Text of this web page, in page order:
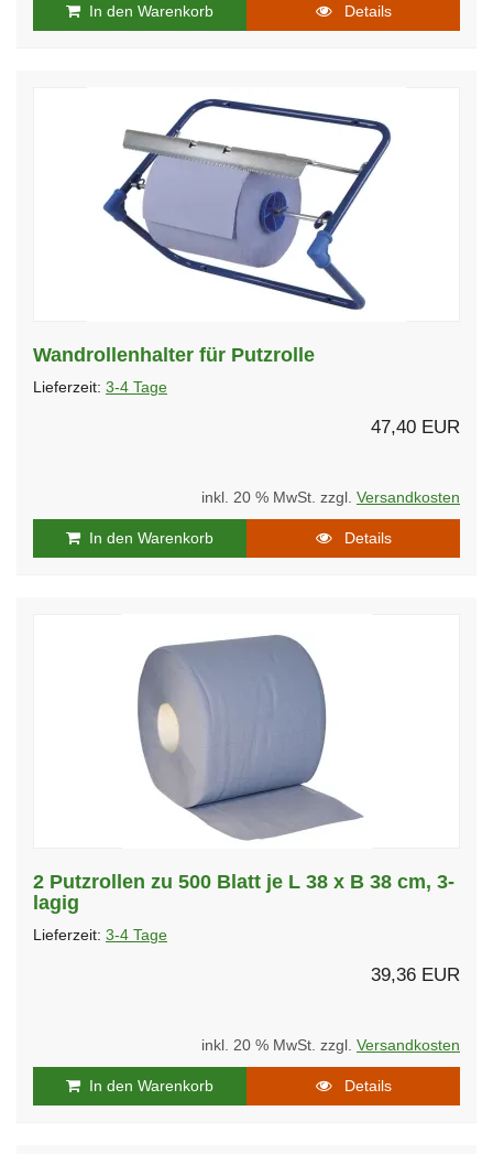
In den Warenkorb Details
Wandrollenhalter für Putzrolle
Lieferzeit: 3-4 Tage
47,40 EUR
inkl. 20 % MwSt. zzgl. Versandkosten
In den Warenkorb Details
2 Putzrollen zu 500 Blatt je L 38 x B 38 cm, 3-
lagig
Lieferzeit: 3-4 Tage
39,36 EUR
inkl. 20 % MwSt. zzgl. Versandkosten
In den Warenkorb Details